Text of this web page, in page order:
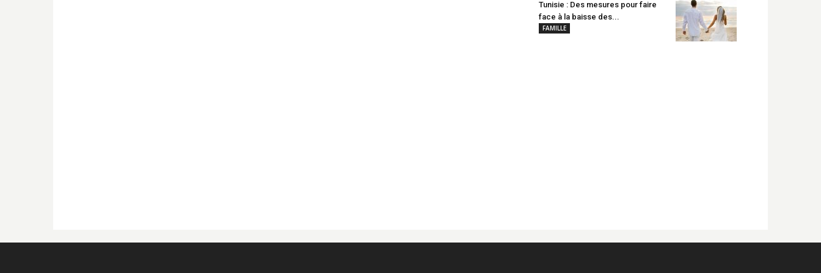
Tunisie : Des mesures pour faire
face à la baisse des...
FAMILLE